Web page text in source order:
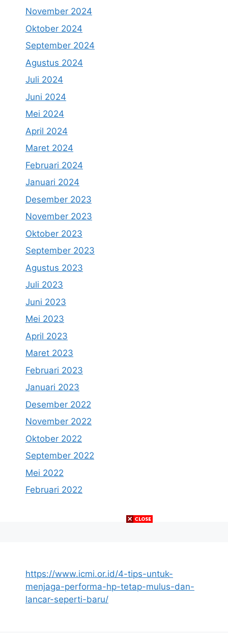
November 2024
Oktober 2024
September 2024
Agustus 2024
Juli 2024
Juni 2024
Mei 2024
April 2024
Maret 2024
Februari 2024
Januari 2024
Desember 2023
November 2023
Oktober 2023
September 2023
Agustus 2023
Juli 2023
Juni 2023
Mei 2023
April 2023
Maret 2023
Februari 2023
Januari 2023
Desember 2022
November 2022
Oktober 2022
September 2022
Mei 2022
Februari 2022
https://www.icmi.or.id/4-tips-untuk-
menjaga-performa-hp-tetap-mulus-dan-
lancar-seperti-baru/